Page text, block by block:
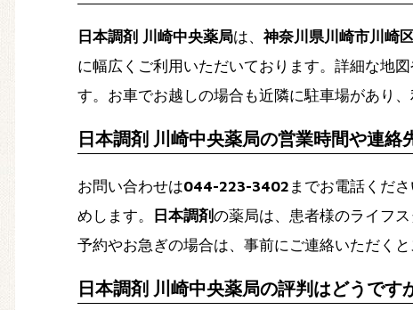
日本調剤 川崎中央薬局は、神奈川県川崎市川崎
に幅広くご利用いただいております。詳細な地
す。お車でお越しの場合も近隣に駐車場があり、
日本調剤 川崎中央薬局の営業時間や連絡
お問い合わせは044-223-3402 までお電話くだ
めします。 日本調剤の薬局は、患者様のライフ
予約やお急ぎの場合は、事前にご連絡いただくと
日本調剤 川崎中央薬局の評判はどうです